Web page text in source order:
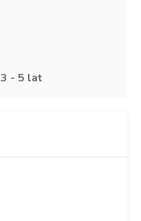
3 - 5 lat